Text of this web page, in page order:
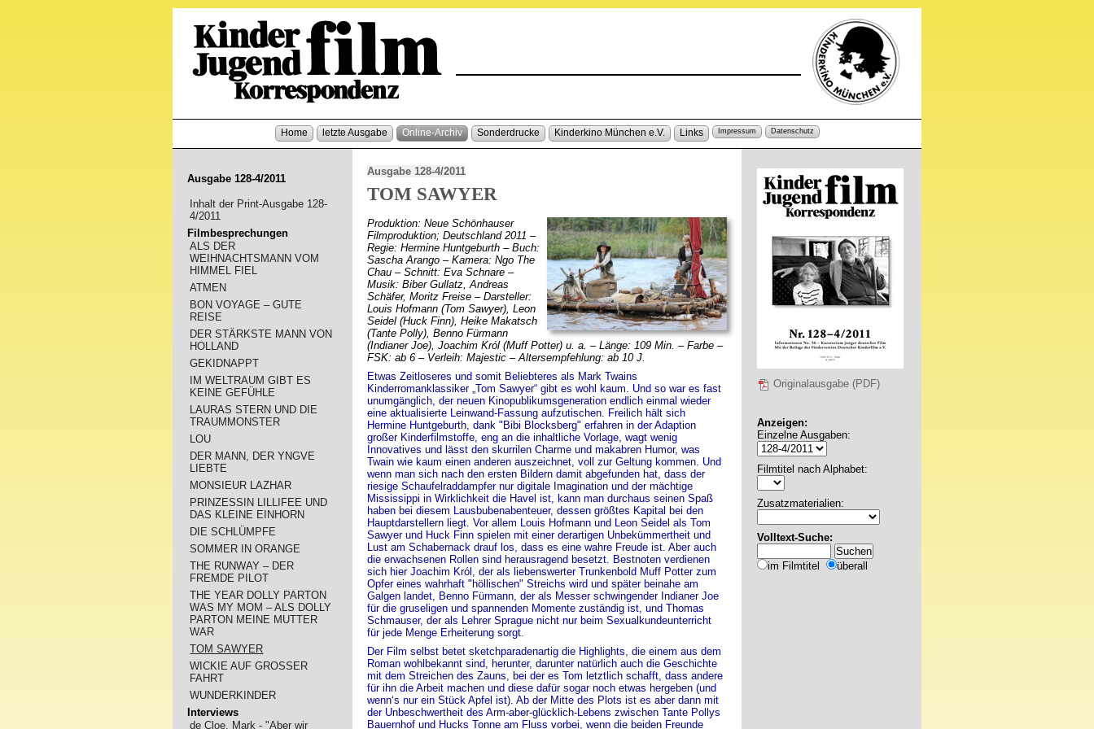
Home letzte Ausgabe Online-Archiv Sonderdrucke Kinderkino München e.V. Links Impressum Datenschutz
Ausgabe 128-4/2011
TOM SAWYER
Produktion: Neue Schönhauser
Filmproduktion; Deutschland 2011 –
Regie: Hermine Huntgeburth – Buch:
Sascha Arango – Kamera: Ngo The
Chau – Schnitt: Eva Schnare –
Musik: Biber Gullatz, Andreas
Schäfer, Moritz Freise – Darsteller:
Louis Hofmann (Tom Sawyer), Leon
Seidel (Huck Finn), Heike Makatsch
(Tante Polly), Benno Fürmann
(Indianer Joe), Joachim Król (Muff Potter) u. a. – Länge: 109 Min. – Farbe –
FSK: ab 6 – Verleih: Majestic – Altersempfehlung: ab 10 J.
Etwas Zeitloseres und somit Beliebteres als Mark Twains
Kinderromanklassiker „Tom Sawyer“ gibt es wohl kaum. Und so war es fast
unumgänglich, der neuen Kinopublikumsgeneration endlich einmal wieder
eine aktualisierte Leinwand-Fassung aufzutischen. Freilich hält sich
Hermine Huntgeburth, dank "Bibi Blocksberg" erfahren in der Adaption
großer Kinderfilmstoffe, eng an die inhaltliche Vorlage, wagt wenig
Innovatives und lässt den skurrilen Charme und makabren Humor, was
Twain wie kaum einen anderen auszeichnet, voll zur Geltung kommen. Und
wenn man sich nach den ersten Bildern damit abgefunden hat, dass der
riesige Schaufelraddampfer nur digitale Imagination und der mächtige
Mississippi in Wirklichkeit die Havel ist, kann man durchaus seinen Spaß
haben bei diesem Lausbubenabenteuer, dessen größtes Kapital bei den
Hauptdarstellern liegt. Vor allem Louis Hofmann und Leon Seidel als Tom
Sawyer und Huck Finn spielen mit einer derartigen Unbekümmertheit und
Lust am Schabernack drauf los, dass es eine wahre Freude ist. Aber auch
die erwachsenen Rollen sind herausragend besetzt. Bestnoten verdienen
sich hier Joachim Król, der als liebenswerter Trunkenbold Muff Potter zum
Opfer eines wahrhaft "höllischen" Streichs wird und später beinahe am
Galgen landet, Benno Fürmann, der als Messer schwingender Indianer Joe
für die gruseligen und spannenden Momente zuständig ist, und Thomas
Schmauser, der als Lehrer Sprague nicht nur beim Sexualkundeunterricht
für jede Menge Erheiterung sorgt.
Der Film selbst betet sketchparadenartig die Highlights, die einem aus dem
Roman wohlbekannt sind, herunter, darunter natürlich auch die Geschichte
mit dem Streichen des Zauns, bei der es Tom letztlich schafft, dass andere
für ihn die Arbeit machen und diese dafür sogar noch etwas hergeben (und
wenn‘s nur ein Stück Apfel ist). Ab der Mitte des Plots ist es aber dann mit
der Unbeschwertheit des Arm-aber-glücklich-Lebens zwischen Tante Pollys
Bauernhof und Hucks Tonne am Fluss vorbei, wenn die beiden Freunde
Ausgabe 128-4/2011
Inhalt der Print-Ausgabe 128-
4/2011
Filmbesprechungen
ALS DER
WEIHNACHTSMANN VOM
HIMMEL FIEL
ATMEN
BON VOYAGE – GUTE
REISE
DER STÄRKSTE MANN VON
HOLLAND
GEKIDNAPPT
IM WELTRAUM GIBT ES
KEINE GEFÜHLE
LAURAS STERN UND DIE
TRAUMMONSTER
LOU
DER MANN, DER YNGVE
LIEBTE
MONSIEUR LAZHAR
PRINZESSIN LILLIFEE UND
DAS KLEINE EINHORN
DIE SCHLÜMPFE
SOMMER IN ORANGE
THE RUNWAY – DER
FREMDE PILOT
THE YEAR DOLLY PARTON
WAS MY MOM – ALS DOLLY
PARTON MEINE MUTTER
WAR
TOM SAWYER
WICKIE AUF GROSSER
FAHRT
WUNDERKINDER
Interviews
de Cloe, Mark - "Aber wir
Originalausgabe (PDF)
Anzeigen:
Einzelne Ausgaben:
Filmtitel nach Alphabet:
Zusatzmaterialien:
Volltext-Suche:
im Filmtitel überall